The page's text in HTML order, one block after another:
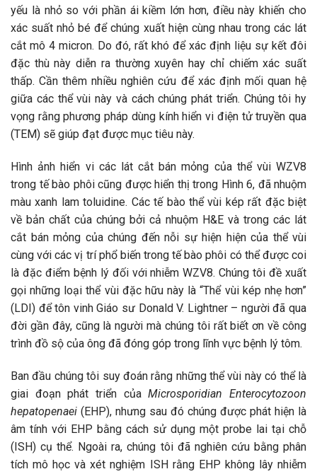
yếu là nhỏ so với phần ái kiềm lớn hơn, điều này khiến cho
xác suất nhỏ bé để chúng xuất hiện cùng nhau trong các lát
cắt mô 4 micron. Do đó, rất khó để xác định liệu sự kết đôi
đặc thù này diễn ra thường xuyên hay chỉ chiếm xác suất
thấp. Cần thêm nhiều nghiên cứu để xác định mối quan hệ
giữa các thể vùi này và cách chúng phát triển. Chúng tôi hy
vọng rằng phương pháp dùng kính hiển vi điện tử truyền qua
(TEM) sẽ giúp đạt được mục tiêu này.
Hình ảnh hiển vi các lát cắt bán mỏng của thể vùi WZV8
trong tế bào phôi cũng được hiển thị trong Hình 6, đã nhuộm
màu xanh lam toluidine. Các tế bào thể vùi kép rất đặc biệt
về bản chất của chúng bởi cả nhuộm H&E và trong các lát
cắt bán mỏng của chúng đến nỗi sự hiện hiện của thể vùi
cùng với các vị trí phổ biến trong tế bào phôi có thể được coi
là đặc điểm bệnh lý đối với nhiễm WZV8. Chúng tôi đề xuất
gọi những loại thể vùi đặc hữu này là “Thể vùi kép nhẹ hơn”
(LDI) để tôn vinh Giáo sư Donald V. Lightner – người đã qua
đời gần đây, cũng là người mà chúng tôi rất biết ơn về công
trình đồ sộ của ông đã đóng góp trong lĩnh vực bệnh lý tôm.
Ban đầu chúng tôi suy đoán rằng những thể vùi này có thể là
giai đoạn phát triển củaMicrosporidian Enterocytozoon
hepatopenaei (EHP), nhưng sau đó chúng được phát hiện là
âm tính với EHP bằng cách sử dụng một probe lai tại chỗ
(ISH) cụ thể. Ngoài ra, chúng tôi đã nghiên cứu bằng phân
tích mô học và xét nghiệm ISH rằng EHP không lây nhiễm